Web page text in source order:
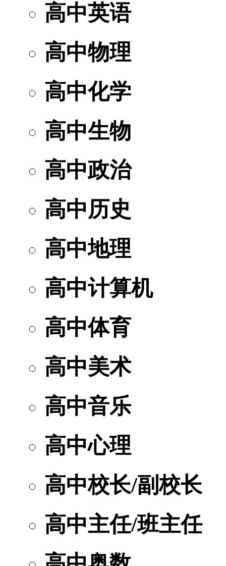
高中英语
高中物理
高中化学
高中生物
高中政治
高中历史
高中地理
高中计算机
高中体育
高中美术
高中音乐
高中心理
高中校长/副校长
高中主任/班主任